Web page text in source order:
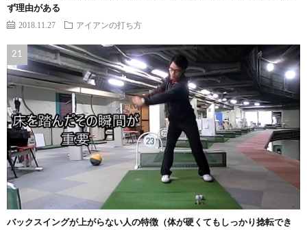
ず理由がある
2018.11.27 アイアンの打ち方
バックスイングが上がらない人の特徴（体が硬くてもしっかり捻転でき